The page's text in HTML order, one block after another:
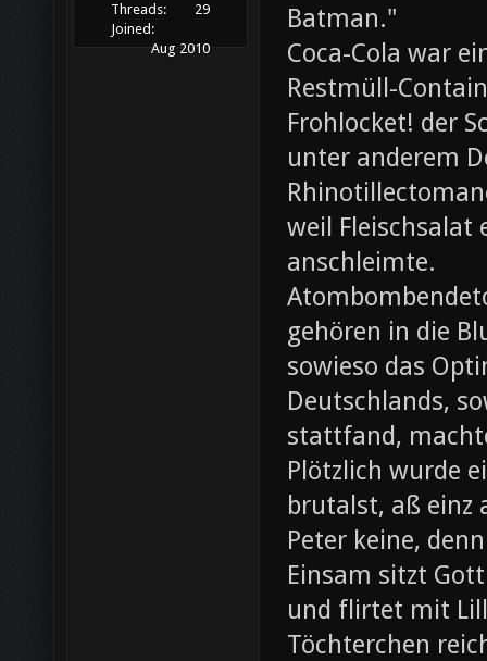
Threads:
29
Joined:
Aug 2010
Batman."
Coca-Cola war
Restmüll-
Frohlocket! der
unter anderem
weil Fleischsalat
anschleimte.
gehören in die
sowieso das
Deutschlands,
stattfand,
Plötzlich wurde
brutalst, aß einz
Peter keine,
Einsam sitzt
und flirtet mit
Töchterchen